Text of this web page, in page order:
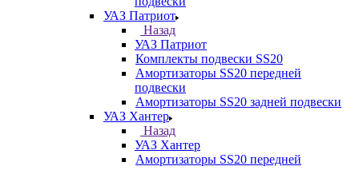
УАЗ Патриот
Назад
УАЗ Патриот
Комплекты подвески SS20
Амортизаторы SS20 передней
подвески
Амортизаторы SS20 задней подвески
УАЗ Хантер
Назад
УАЗ Хантер
Амортизаторы SS20 передней